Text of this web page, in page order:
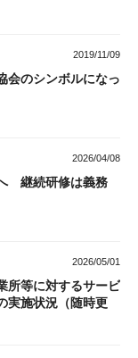
2019/11/09
会のシンボルになっ
2026/04/08
継続研修は義務
2026/05/01
所等に対するサービ
実施状況（随時更